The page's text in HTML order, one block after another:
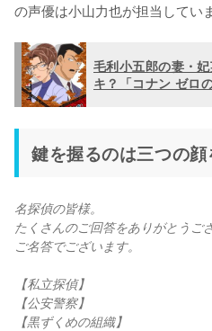
の声優は小山力也が担当していま
毛利小五郎の妻・
キ？「コナン ゼロ
鍵を握るのは三つの顔
名探偵の皆様。
たくさんのご回答をありがとうご
ご名答でございます。
【私立探偵】
【公安警察】
【黒ずくめの組織】